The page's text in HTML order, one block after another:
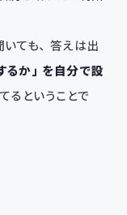
ても、答えは出
るか」を自分で設
るということで